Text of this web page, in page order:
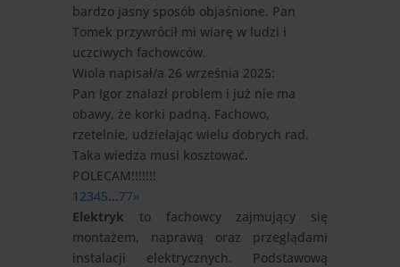
bardzo jasny sposób objaśnione. Pan
Tomek przywrócił mi wiarę w ludzi i
uczciwych fachowców.
Wiola napisał/a 26 września 2025:
Pan Igor znalazł problem i już nie ma
obawy, że korki padną. Fachowo,
rzetelnie, udzielając wielu dobrych rad.
Taka wiedza musi kosztować.
POLECAM!!!!!!!
1 2345...77»
Elektryk to fachowcy zajmujący się
montażem, naprawą oraz przeglądami
instalacji elektrycznych. Podstawową